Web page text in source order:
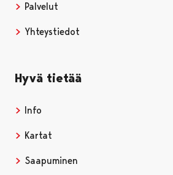
Palvelut
Yhteystiedot
Hyvä tietää
Info
Kartat
Saapuminen